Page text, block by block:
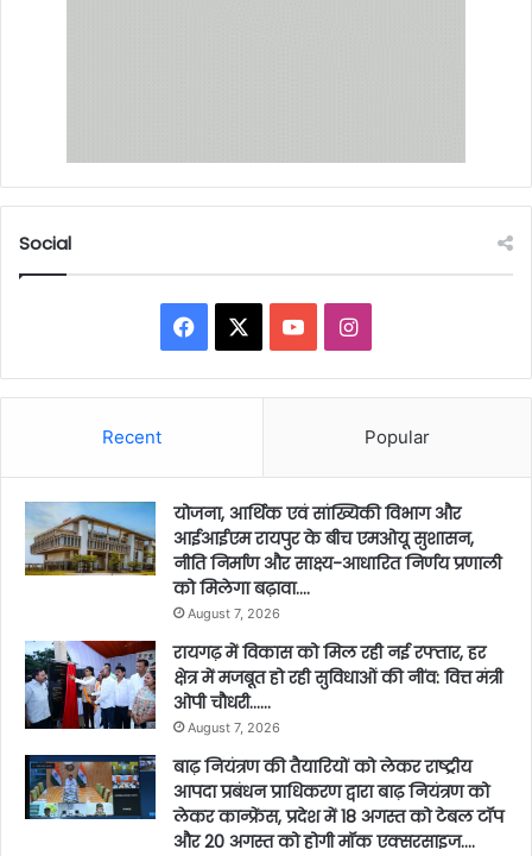
Social
Facebook YouTubeInstagram
Recent Popular
योजना, आर्थिक एवं सांख्यिकी विभाग और
आईआईएम रायपुर के बीच एमओयू सुशासन,
नीति निर्माण और साक्ष्य-आधारित निर्णय प्रणाली
को मिलेगा बढ़ावा….
August 7, 2026
रायगढ़ में विकास को मिल रही नई रफ्तार, हर
क्षेत्र में मजबूत हो रही सुविधाओं की नींव: वित्त मंत्री
ओपी चौधरी……
August 7, 2026
बाढ़ नियंत्रण की तैयारियों को लेकर राष्ट्रीय
आपदा प्रबंधन प्राधिकरण द्वारा बाढ़ नियंत्रण को
लेकर कान्फ्रेंस, प्रदेश में 18 अगस्त को टेबल टॉप
और 20 अगस्त को होगी मॉक एक्सरसाइज….